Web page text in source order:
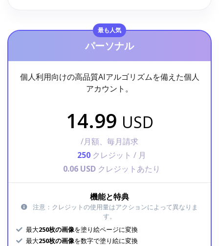
最も人気
パーソナル
個人利用向けの高品質AIアルゴリズムを備えた個人
アカウント。
14.99 USD
/月額、毎月請求
250クレジット / 月
0.06 USDクレジットあたり
機能と特典
注意：クレジットの使用量はアクションによって異なりま
す。
最大250枚の画像を塗り絵ページに変換
最大250枚の画像を数字で塗り絵に変換